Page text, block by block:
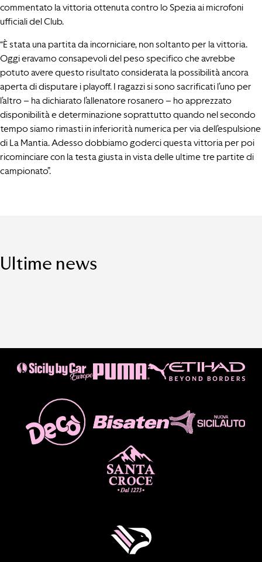
commentato la vittoria ottenuta contro lo Spezia ai microfoni
ufficiali del Club.
“È stata una partita da incorniciare, non soltanto per la vittoria.
Oggi eravamo consapevoli del peso specifico che avrebbe
potuto avere questo risultato considerata la possibilità ancora
aperta di disputare i playoff. I ragazzi si sono sacrificati l’uno per
l’altro – ha dichiarato l’allenatore rosanero – ho apprezzato
disponibilità e determinazione soprattutto quando nel secondo
tempo siamo rimasti in inferiorità numerica per via dell’espulsione
di La Mantia. Adesso dobbiamo goderci questa vittoria per poi
ricominciare con la testa giusta in vista delle ultime tre partite di
campionato”.
Ultime news